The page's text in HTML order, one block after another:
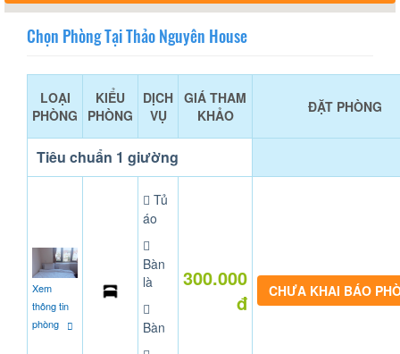
Chọn Phòng Tại Thảo Nguyên House
LOẠI
PHÒNG
KIỂU
PHÒNG
DỊCH
VỤ
GIÁ THAM
KHẢO
ĐẶT PHÒNG
Tiêu chuẩn 1 giường
Xem
thông tin
phòng
Tủ
áo
Bàn
là
Bàn
300.000
đ
CHƯA KHAI BÁO